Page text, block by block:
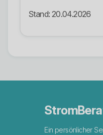
Stand: 20.04.2026
Ein persönlicher